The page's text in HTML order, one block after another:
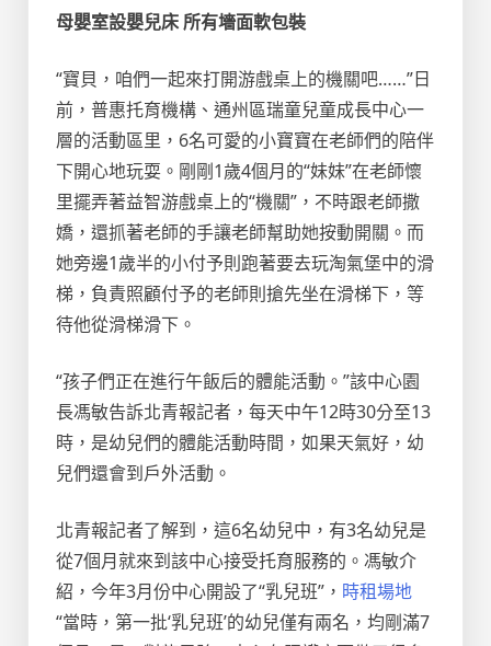
母嬰室設嬰兒床 所有墻面軟包裝
“寶貝，咱們一起來打開游戲桌上的機關吧……”日
前，普惠托育機構、通州區瑞童兒童成長中心一
層的活動區里，6名可愛的小寶寶在老師們的陪伴
下開心地玩耍。剛剛1歲4個月的“妹妹”在老師懷
里擺弄著益智游戲桌上的“機關”，不時跟老師撒
嬌，還抓著老師的手讓老師幫助她按動開關。而
她旁邊1歲半的小付予則跑著要去玩淘氣堡中的滑
梯，負責照顧付予的老師則搶先坐在滑梯下，等
待他從滑梯滑下。
“孩子們正在進行午飯后的體能活動。”該中心園
長馮敏告訴北青報記者，每天中午12時30分至13
時，是幼兒們的體能活動時間，如果天氣好，幼
兒們還會到戶外活動。
北青報記者了解到，這6名幼兒中，有3名幼兒是
從7個月就來到該中心接受托育服務的。馮敏介
紹，今年3月份中心開設了“乳兒班”， 時租場地
“當時，第一批‘乳兒班’的幼兒僅有兩名，均剛滿7